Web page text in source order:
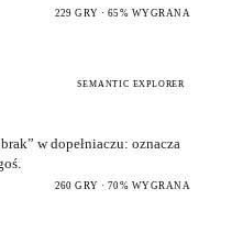
229 GRY · 65% WYGRANA
SEMANTIC EXPLORER
w dopełniaczu: oznacza
260 GRY · 70% WYGRANA